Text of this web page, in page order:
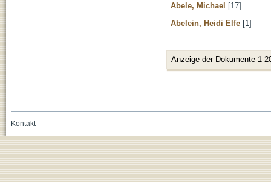
Abele, Michael [17]
Abelein, Heidi Elfe [1]
Anzeige der Dokumente 1-
Kontakt